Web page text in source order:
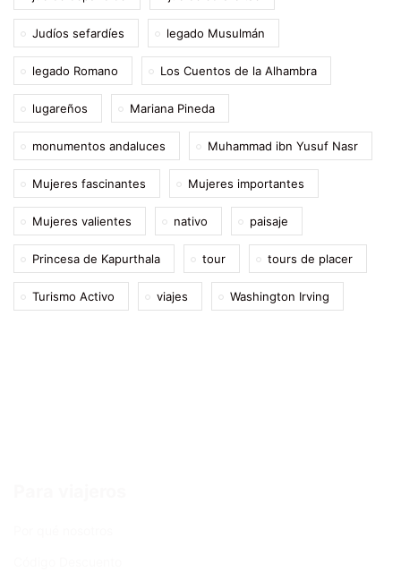
Judíos sefardíes legado Musulmán
legado Romano Los Cuentos de la Alhambra
lugareños Mariana Pineda
monumentos andaluces Muhammad ibn Yusuf Nasr
Mujeres fascinantes Mujeres importantes
Mujeres valientes nativo paisaje
Princesa de Kapurthala tour tours de placer
Turismo Activo viajes Washington Irving